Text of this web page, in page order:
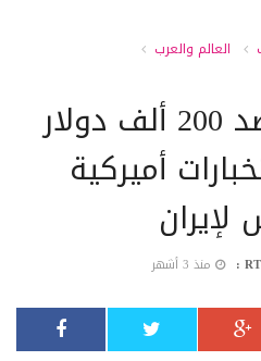
العالم والعرب
«إف بي آي» يرصد 200 ألف دولار
أميركية
منذ 3 أشهر